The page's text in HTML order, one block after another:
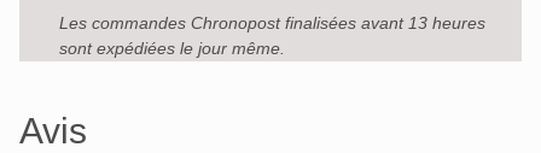
Les commandes Chronopost finalisées avant 13 heures
sont expédiées le jour même.
Avis